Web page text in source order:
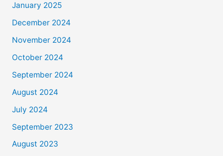
January 2025
December 2024
November 2024
October 2024
September 2024
August 2024
July 2024
September 2023
August 2023